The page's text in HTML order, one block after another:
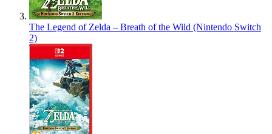
The Legend of Zelda – Breath of the Wild (Nintendo Switch
2)